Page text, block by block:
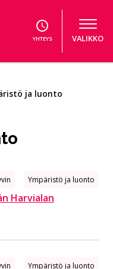
YHTEYS VALIKKO
ja luonto
Ympäristö ja luonto
Harvialan
Ympäristö ja luonto